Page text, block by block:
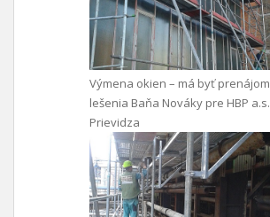
Výmena okien – má byť prenájom
lešenia Baňa Nováky pre HBP a.s.
Prievidza